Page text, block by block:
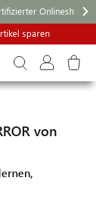
Onlineshop
sparen
von